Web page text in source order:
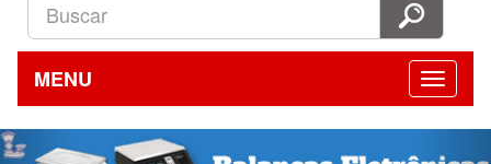
MENU
Previous